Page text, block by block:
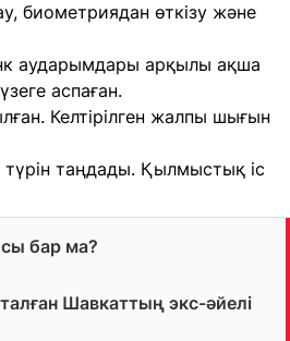
биометриядан өткізу және
аударымдары арқылы ақша
аспаған.
Келтірілген жалпы шығын
түрін таңдады. Қылмыстық іс
бар ма?
Шавкаттың экс-әйелі